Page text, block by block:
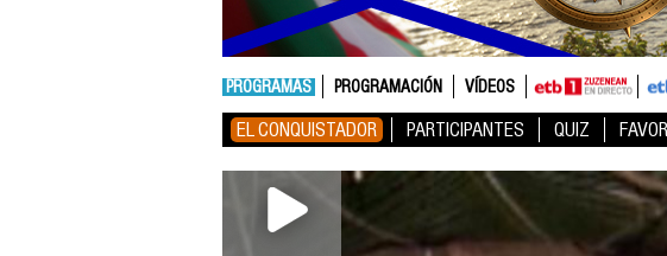
PROGRAMAS PROGRAMACIÓN VÍDEOS
EL CONQUISTADOR PARTICIPANTES QUIZ